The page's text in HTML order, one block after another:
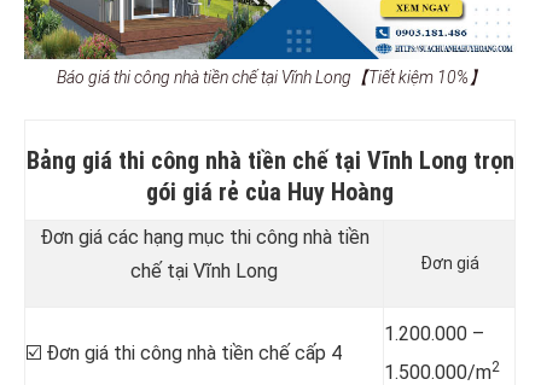
Báo giá thi công nhà tiền chế tại Vĩnh Long【Tiết kiệm 10%】
Bảng giá thi công nhà tiền chế tại Vĩnh Long trọn
gói giá rẻ của Huy Hoàng
Đơn giá các hạng mục thi công nhà tiền
chế tại Vĩnh Long
Đơn giá
☑️ Đơn giá thi công nhà tiền chế cấp 4
1.200.000 –
1.500.000/m2